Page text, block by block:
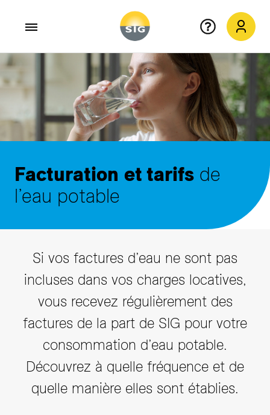
Aller au contenu principal
Facturation et tarifs de
l’eau potable
Si vos factures d’eau ne sont pas
incluses dans vos charges locatives,
vous recevez régulièrement des
factures de la part de SIG pour votre
consommation d’eau potable.
Découvrez à quelle fréquence et de
quelle manière elles sont établies.